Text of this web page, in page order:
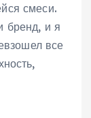
смеси.
бренд, и я
все